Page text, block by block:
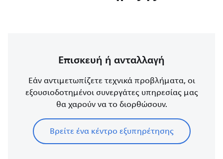
Επισκευή ή ανταλλαγή
Εάν αντιμετωπίζετε τεχνικά προβλήματα, οι
εξουσιοδοτημένοι συνεργάτες υπηρεσίας μας
θα χαρούν να το διορθώσουν.
Βρείτε ένα κέντρο εξυπηρέτησης